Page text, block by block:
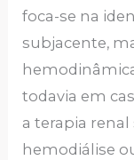
foca-se na
subjacente,
todavia em
a terapia
hemodiálise